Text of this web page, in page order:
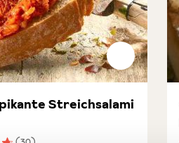
Streichsalami